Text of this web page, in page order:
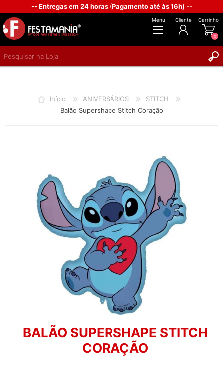
-- Entregas em 24 horas (Pagamento até às 16h) --
Menu Cliente Carrinho
(0)
Início ANIVERSÁRIOS
STITCH
Balão Supershape Stitch Coração
BALÃO SUPERSHAPE STITCH
CORAÇÃO